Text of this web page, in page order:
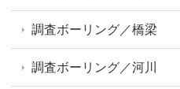
調査ボーリング／橋梁
調査ボーリング／河川